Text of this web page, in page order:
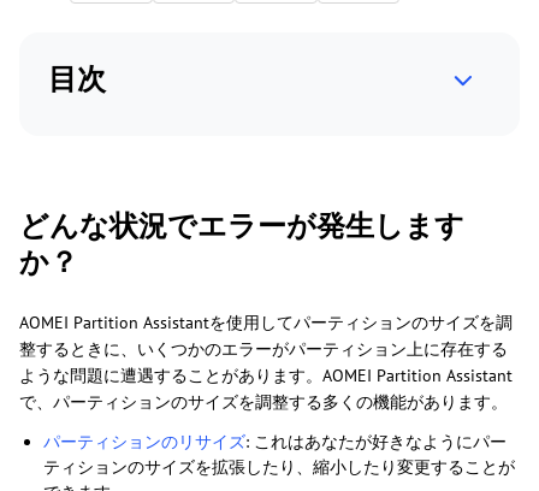
目次
どんな状況でエラーが発生します
か？
AOMEI Partition Assistantを使用してパーティションのサイズを調
整するときに、いくつかのエラーがパーティション上に存在する
ような問題に遭遇することがあります。AOMEI Partition Assistant
で、パーティションのサイズを調整する多くの機能があります。
パーティションのリサイズ: これはあなたが好きなようにパー
ティションのサイズを拡張したり、縮小したり変更することが